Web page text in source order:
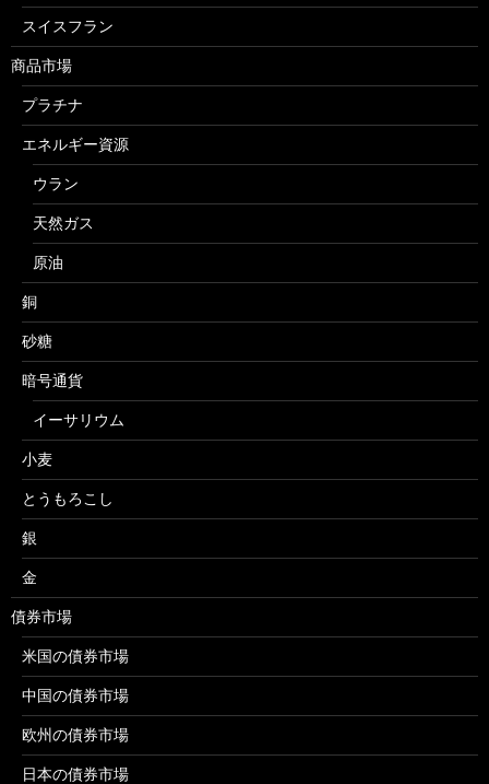
スイスフラン
商品市場
プラチナ
エネルギー資源
ウラン
天然ガス
原油
銅
砂糖
暗号通貨
イーサリウム
小麦
とうもろこし
銀
金
債券市場
米国の債券市場
中国の債券市場
欧州の債券市場
日本の債券市場